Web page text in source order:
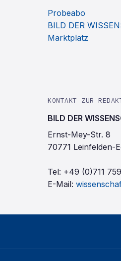
Probeabo
BILD DER
Marktplatz
KONTAKT ZUR
BILD DER
Ernst-Mey-Str. 8
70771 Leinfelden-
Tel: +49 (0)711
E-Mail: